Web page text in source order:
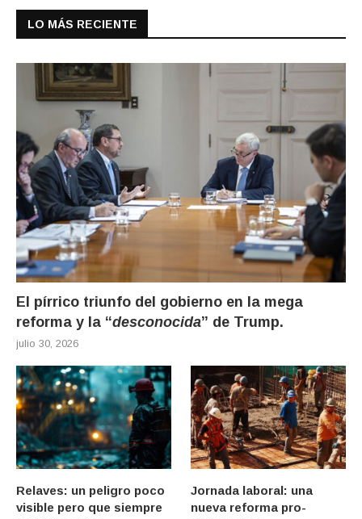
LO MÁS RECIENTE
El pírrico triunfo del gobierno en la mega
reforma y la “desconocida” de Trump.
julio 30, 2026
Relaves: un peligro poco
visible pero que siempre
Jornada laboral: una
nueva reforma pro-